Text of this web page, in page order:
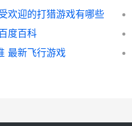
欢迎的打猎游戏有哪些
度百科
最新飞行游戏